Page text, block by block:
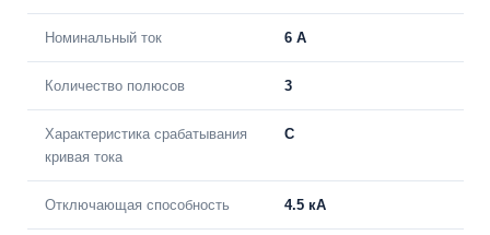
Номинальный ток 6 A
Количество полюсов 3
Характеристика срабатывания
кривая тока
C
Отключающая способность 4.5 кА